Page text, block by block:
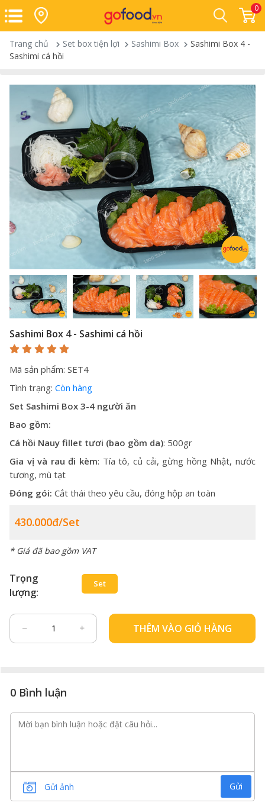
0
Trang chủ Set box tiện lợi Sashimi Box
Sashimi Box 4 -
Sashimi cá hồi
Sashimi Box 4 - Sashimi cá hồi
Mã sản phẩm: SET4
Tình trạng: Còn hàng
Set Sashimi Box 3-4 người ăn
Bao gồm:
Cá hồi Nauy fillet tươi (bao gồm da): 500gr
Gia vị và rau đi kèm: Tía tô, củ cải, gừng hồng Nhật, nước
tương, mù tạt
Đóng gói: Cắt thái theo yêu cầu, đóng hộp an toàn
430.000đ/Set
* Giá đã bao gồm VAT
Trọng
lượng:
Set
THÊM VÀO GIỎ HÀNG
0 Bình luận
Gửi ảnh Gửi